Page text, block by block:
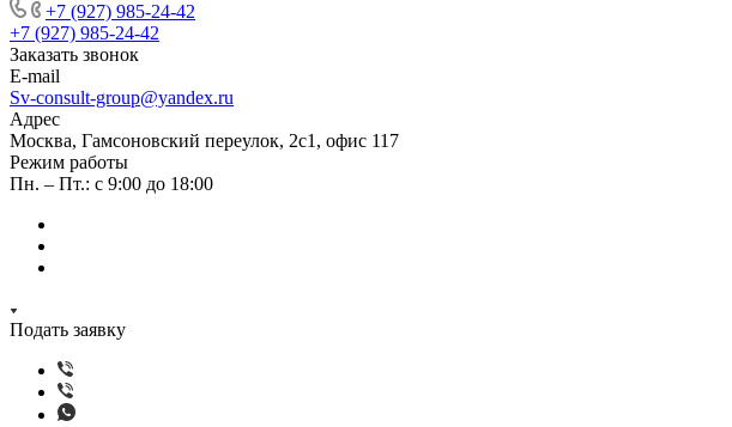
+7 (927) 985-24-42
+7 (927) 985-24-42
Заказать звонок
E-mail
Sv-consult-group@yandex.ru
Адрес
Москва, Гамсоновский переулок, 2с1, офис 117
Режим работы
Пн. – Пт.: с 9:00 до 18:00
Подать заявку